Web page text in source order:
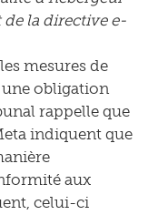
de la directive e-
mesures de
obligation
rappelle que
indiquent que
aux
celui-ci